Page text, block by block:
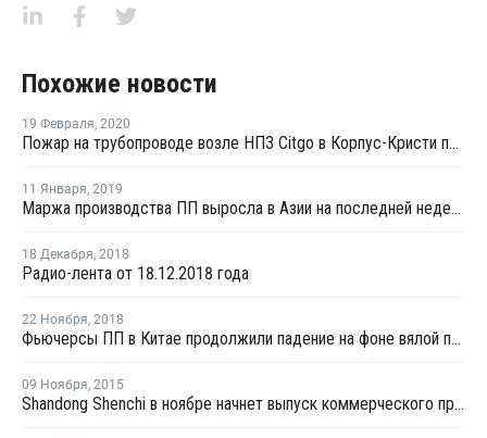
Похожие новости
19 Февраля, 2020
Пожар на трубопроводе возле НПЗ Citgo в Корпус-Кристи потушен
11 Января, 2019
Маржа производства ПП выросла в Азии на последней неделе декабря
18 Декабря, 2018
Радио-лента от 18.12.2018 года
22 Ноября, 2018
Фьючерсы ПП в Китае продолжили падение на фоне вялой покупательской активности
09 Ноября, 2015
Shandong Shenchi в ноябре начнет выпуск коммерческого пропилена на заводе в Китае